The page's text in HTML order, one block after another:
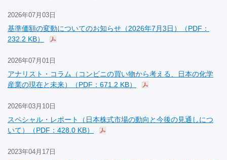
2026年07月03日
基準価額の変動についてのお知らせ（2026年7月3日）（PDF：
232.2 KB）
2026年07月01日
アナリスト・コラム（コンビニの買い物から考える、日本の化学
産業の現在と未来）（PDF：671.2 KB）
2026年03月10日
スペシャル・レポート（日本株式市場の動向と今後の見通しにつ
いて）（PDF：428.0 KB）
2023年04月17日